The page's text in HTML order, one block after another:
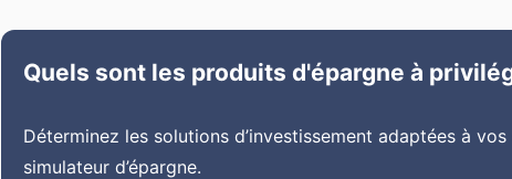
Quels sont les produits d'épargne à
Déterminez les solutions d’investissement adaptées à
simulateur d’épargne.